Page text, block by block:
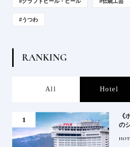
#うつわ
RANKING
All Hotel
《
の